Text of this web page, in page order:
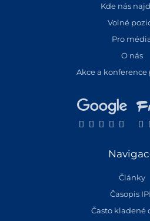
Kde nás
Volné
Pro
O nás
Akce a konference
Články
Časopis IPL
Často kladené